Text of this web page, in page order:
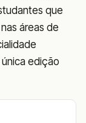
que
áreas de
edição